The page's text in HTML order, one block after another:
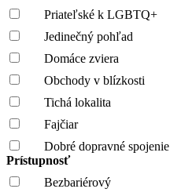
Priateľské k LGBTQ+
Jedinečný pohľad
Domáce zviera
Obchody v blízkosti
Tichá lokalita
Fajčiar
Dobré dopravné spojenie
Prístupnosť
Bezbariérový